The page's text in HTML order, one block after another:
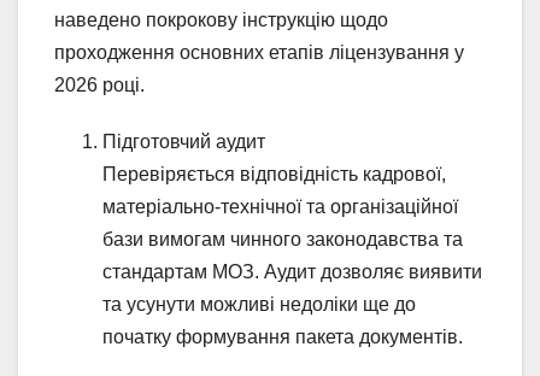
наведено покрокову інструкцію щодо
проходження основних етапів ліцензування у
2026 році.
Підготовчий аудит
Перевіряється відповідність кадрової,
матеріально-технічної та організаційної
бази вимогам чинного законодавства та
стандартам МОЗ. Аудит дозволяє виявити
та усунути можливі недоліки ще до
початку формування пакета документів.